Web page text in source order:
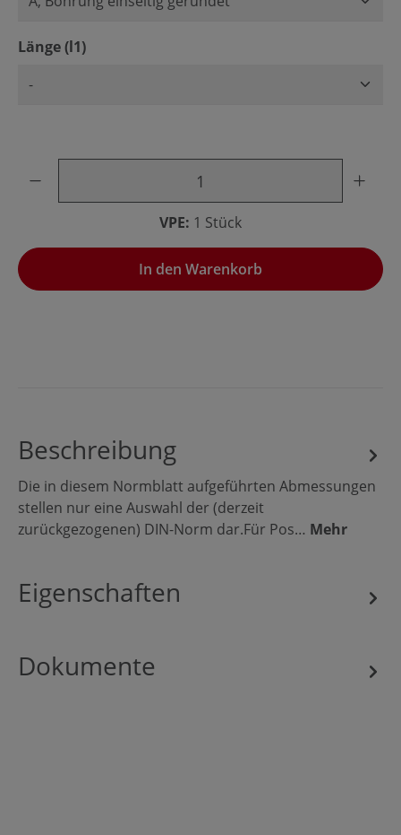
Länge (l1)auswählen
VPE: 1 Stück
In den Warenkorb
Beschreibung
Die in diesem Normblatt aufgeführten Abmessungen
stellen nur eine Auswahl der (derzeit
zurückgezogenen) DIN-Norm dar.Für Pos… Mehr
Eigenschaften
Dokumente